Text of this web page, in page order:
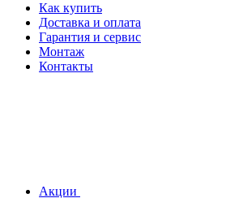
Как купить
Доставка и оплата
Гарантия и сервис
Монтаж
Контакты
Акции